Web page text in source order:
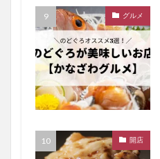
グルメ
開店